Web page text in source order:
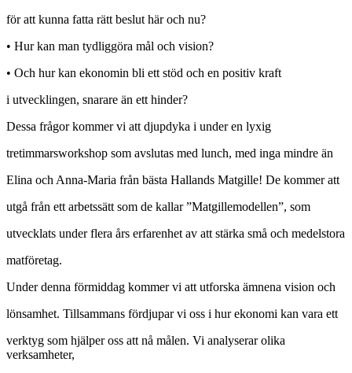
för att kunna fatta rätt beslut här och nu?
• Hur kan man tydliggöra mål och vision?
• Och hur kan ekonomin bli ett stöd och en positiv kraft
i utvecklingen, snarare än ett hinder?
Dessa frågor kommer vi att djupdyka i under en lyxig
tretimmarsworkshop som avslutas med lunch, med inga mindre än
Elina och Anna-Maria från bästa Hallands Matgille! De kommer att
utgå från ett arbetssätt som de kallar ”Matgillemodellen”, som
utvecklats under flera års erfarenhet av att stärka små och medelstora
matföretag.
Under denna förmiddag kommer vi att utforska ämnena vision och
lönsamhet. Tillsammans fördjupar vi oss i hur ekonomi kan vara ett
verktyg som hjälper oss att nå målen. Vi analyserar olika
verksamheter,